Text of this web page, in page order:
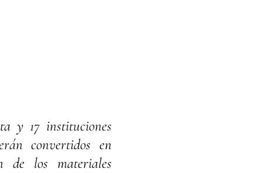
y 17 instituciones
convertidos en
de los materiales